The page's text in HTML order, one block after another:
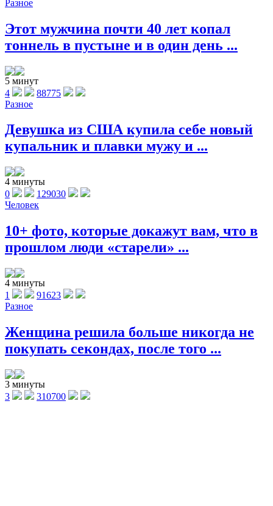
Разное
Этот мужчина почти 40 лет копал
тоннель в пустыне и в один день ...
5 минут
4
88775
Разное
Девушка из США купила себе новый
купальник и плавки мужу и ...
4 минуты
0
129030
Человек
10+ фото, которые докажут вам, что в
прошлом люди «старели» ...
4 минуты
1
91623
Разное
Женщина решила больше никогда не
покупать секондах, после того ...
3 минуты
3
310700